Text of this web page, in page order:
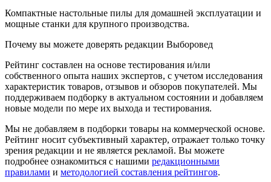
Компактные настольные пилы для домашней эксплуатации и
мощные станки для крупного производства.
Почему вы можете доверять редакции Выборовед
Рейтинг составлен на основе тестирования и/или
собственного опыта наших экспертов, с учетом исследования
характеристик товаров, отзывов и обзоров покупателей. Мы
поддерживаем подборку в актуальном состоянии и добавляем
новые модели по мере их выхода и тестирования.
Мы не добавляем в подборки товары на коммерческой основе.
Рейтинг носит субъективный характер, отражает только точку
зрения редакции и не является рекламой. Вы можете
подробнее ознакомиться с нашими редакционными
правилами и методологией составления рейтингов.